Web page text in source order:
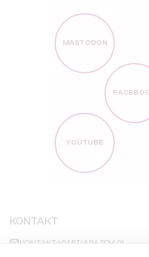
MASTODON
YOUTUBE
KONTAKT
KONTAKT@PARTIARAZEM.PL